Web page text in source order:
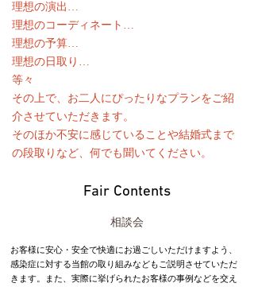
理想の演出…
理想のコーディネート…
理想の予算…
理想の日取り…
等々
その上で、お二人にぴったりなプランをご紹
介させていただきます。
そのほか不安に感じていることや結婚式まで
の段取りなど、何でも聞いてください。
Fair Contents
相談会
お客様に安心・安全で快適にお過ごしいただけますよう、
感染症に対する当館の取り組みなどもご説明させていただ
きます。また、実際に挙げられたお客様の事例などを交え